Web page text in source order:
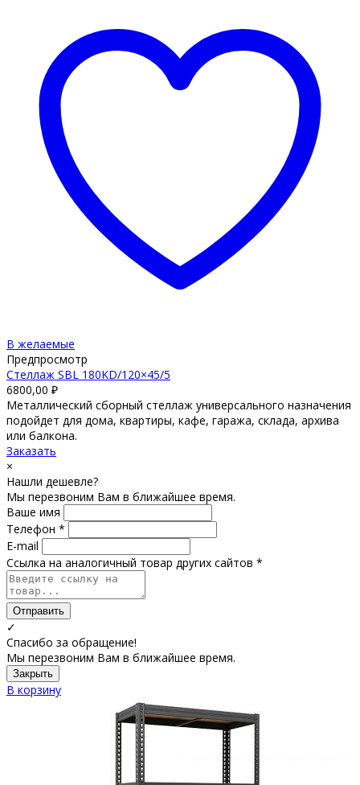
В желаемые
Предпросмотр
Стеллаж SBL 180KD/120×45/5
6800,00 ₽
Металлический сборный стеллаж универсального назначения
подойдет для дома, квартиры, кафе, гаража, склада, архива
или балкона.
Заказать
×
Нашли дешевле?
Мы перезвоним Вам в ближайшее время.
Ваше имя
Телефон *
E-mail
Ссылка на аналогичный товар других сайтов *
Отправить
✓
Спасибо за обращение!
Мы перезвоним Вам в ближайшее время.
Закрыть
В корзину